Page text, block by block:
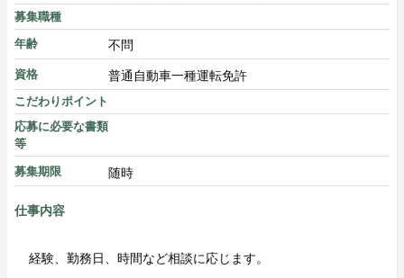
募集職種
年齢
不問
資格 普通自動車一種運転免許
こだわりポイント
応募に必要な書類
等
募集期限
随時
仕事内容
経験、勤務日、時間など相談に応じます。